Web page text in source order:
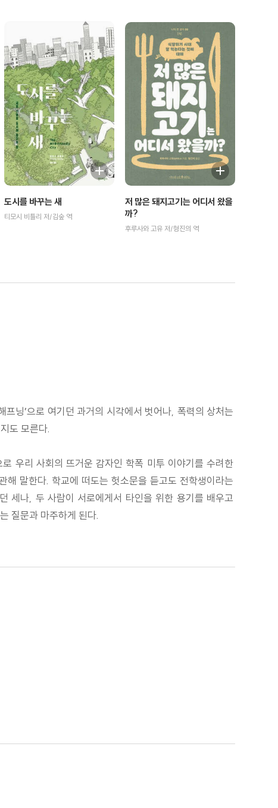
도시를 바꾸는 새
티모시 비틀리 저/김숲 역
저 많은 돼지고기는 어디서 왔을
까?
후루사와 고유 저/형진의 역
닝’으로 여기던 과거의 시각에서 벗어나, 폭력의 상처는
도 모른다.
우리 사회의 뜨거운 감자인 학폭 미투 이야기를 수려한
해 말한다. 학교에 떠도는 헛소문을 듣고도 전학생이라는
세나, 두 사람이 서로에게서 타인을 위한 용기를 배우고
질문과 마주하게 된다.